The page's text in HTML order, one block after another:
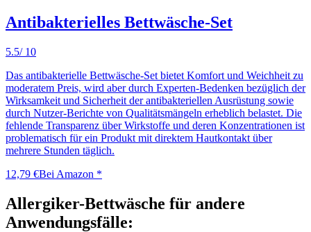
Antibakterielles Bettwäsche-Set
5.5/ 10
Das antibakterielle Bettwäsche-Set bietet Komfort und Weichheit zu
moderatem Preis, wird aber durch Experten-Bedenken bezüglich der
Wirksamkeit und Sicherheit der antibakteriellen Ausrüstung sowie
durch Nutzer-Berichte von Qualitätsmängeln erheblich belastet. Die
fehlende Transparenz über Wirkstoffe und deren Konzentrationen ist
problematisch für ein Produkt mit direktem Hautkontakt über
mehrere Stunden täglich.
12,79 €Bei Amazon *
Allergiker-Bettwäsche für andere
Anwendungsfälle: